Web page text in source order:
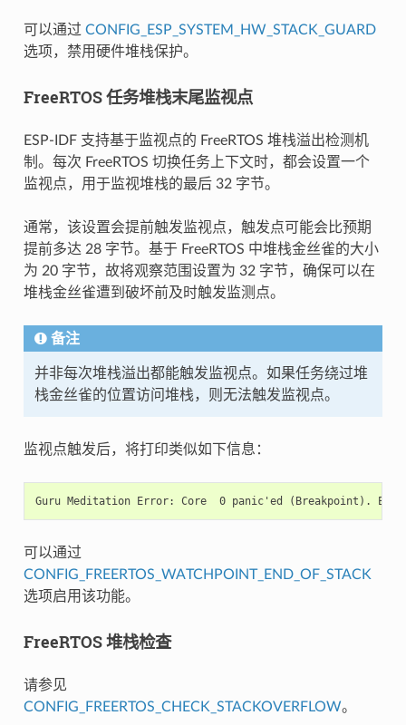
可以通过 CONFIG_ESP_SYSTEM_HW_STACK_GUARD
选项，禁用硬件堆栈保护。
FreeRTOS 任务堆栈末尾监视点
ESP-IDF 支持基于监视点的 FreeRTOS 堆栈溢出检测机
制。每次 FreeRTOS 切换任务上下文时，都会设置一个
监视点，用于监视堆栈的最后 32 字节。
通常，该设置会提前触发监视点，触发点可能会比预期
提前多达 28 字节。基于 FreeRTOS 中堆栈金丝雀的大小
为 20 字节，故将观察范围设置为 32 字节，确保可以在
堆栈金丝雀遭到破坏前及时触发监测点。
备注
并非每次堆栈溢出都能触发监视点。如果任务绕过堆
栈金丝雀的位置访问堆栈，则无法触发监视点。
监视点触发后，将打印类似如下信息：
可以通过
CONFIG_FREERTOS_WATCHPOINT_END_OF_STACK
选项启用该功能。
FreeRTOS 堆栈检查
请参见
CONFIG_FREERTOS_CHECK_STACKOVERFLOW。